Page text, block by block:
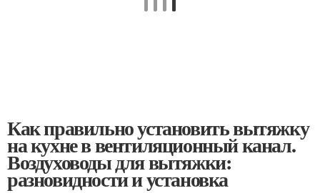
Как правильно установить вытяжку
на кухне в вентиляционный канал.
Воздуховоды для вытяжки:
разновидности и установка